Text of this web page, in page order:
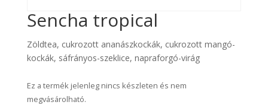
Sencha tropical
Zöldtea, cukrozott ananászkockák, cukrozott mangó-
kockák, sáfrányos-szeklice, napraforgó-virág
Ez a termék jelenleg nincs készleten és nem
megvásárolható.